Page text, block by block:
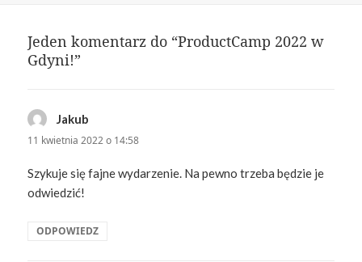
Jeden komentarz do “ProductCamp 2022 w
Gdyni!”
Jakub
11 kwietnia 2022 o 14:58
Szykuje się fajne wydarzenie. Na pewno trzeba będzie je
odwiedzić!
ODPOWIEDZ